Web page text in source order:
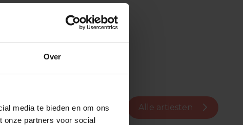
Over
media te bieden en om ons
onze partners voor social
Alle artiesten